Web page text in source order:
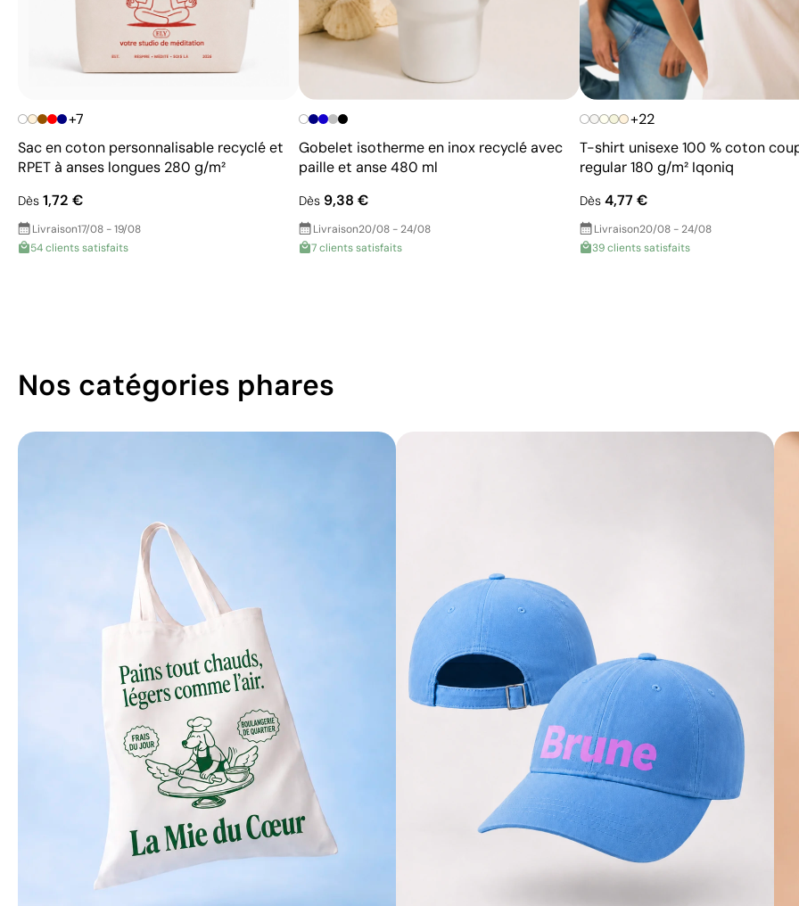
+7
Sac en coton personnalisable recyclé et
RPET à anses longues 280 g/m²
Dès 1,72 €
Livraison17/08 - 19/08
54 clients satisfaits
Gobelet isotherme en inox recyclé avec
paille et anse 480 ml
Dès9,38 €
Livraison20/08 - 24/08
7 clients satisfaits
+22
T-shirt unisexe 100 % coton
regular 180 g/m² Iqoniq
Dès4,77 €
Livraison20/08 - 24/08
39 clients satisfaits
Nos catégories phares